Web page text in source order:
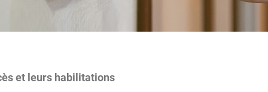
et leurs habilitations